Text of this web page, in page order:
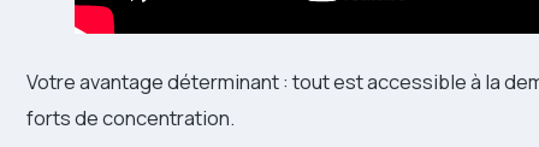
Votre avantage déterminant : tout est accessible à la
forts de concentration.